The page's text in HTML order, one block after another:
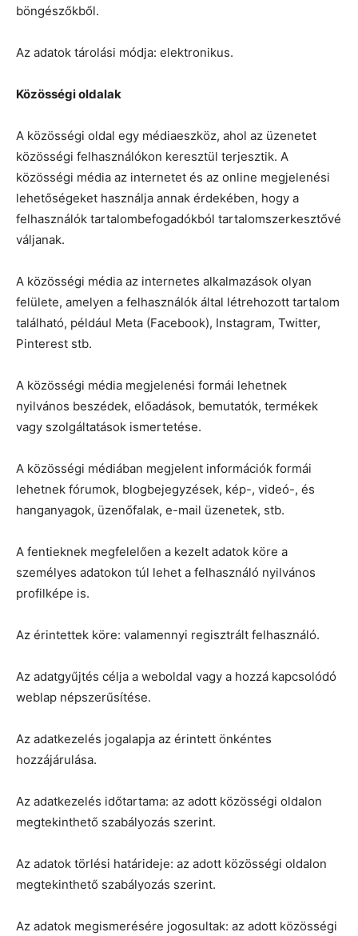
böngészőkből.
Az adatok tárolási módja: elektronikus.
Közösségi oldalak
A közösségi oldal egy médiaeszköz, ahol az üzenetet
közösségi felhasználókon keresztül terjesztik. A
közösségi média az internetet és az online megjelenési
lehetőségeket használja annak érdekében, hogy a
felhasználók tartalombefogadókból tartalomszerkesztővé
váljanak.
A közösségi média az internetes alkalmazások olyan
felülete, amelyen a felhasználók által létrehozott tartalom
található, például Meta (Facebook), Instagram, Twitter,
Pinterest stb.
A közösségi média megjelenési formái lehetnek
nyilvános beszédek, előadások, bemutatók, termékek
vagy szolgáltatások ismertetése.
A közösségi médiában megjelent információk formái
lehetnek fórumok, blogbejegyzések, kép-, videó-, és
hanganyagok, üzenőfalak, e-mail üzenetek, stb.
A fentieknek megfelelően a kezelt adatok köre a
személyes adatokon túl lehet a felhasználó nyilvános
profilképe is.
Az érintettek köre: valamennyi regisztrált felhasználó.
Az adatgyűjtés célja a weboldal vagy a hozzá kapcsolódó
weblap népszerűsítése.
Az adatkezelés jogalapja az érintett önkéntes
hozzájárulása.
Az adatkezelés időtartama: az adott közösségi oldalon
megtekinthető szabályozás szerint.
Az adatok törlési határideje: az adott közösségi oldalon
megtekinthető szabályozás szerint.
Az adatok megismerésére jogosultak: az adott közösségi